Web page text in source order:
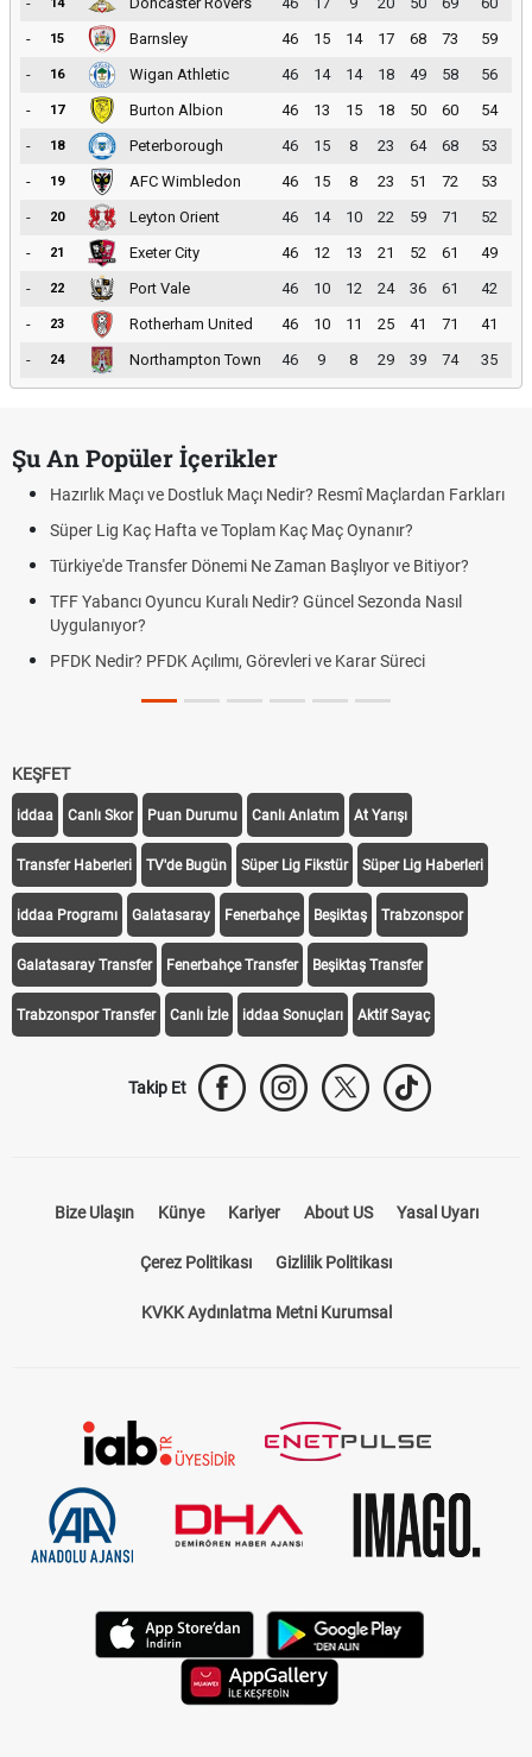
-
15 Barnsley 46 15 14 17 68 73
59
-
16 Wigan Athletic 46 14 14 18 49 58
56
-
17 Burton Albion 46 13 15 18 50 60
54
-
18 Peterborough 46 15 8 23 64 68
53
-
19 AFC Wimbledon 46 15 8 23 51 72
53
-
20 Leyton Orient 46 14 10 22 59 71
52
-
21 Exeter City 46 12 13 21 52 61
49
-
22 Port Vale 46 10 12 24 36 61
42
-
23 Rotherham United 46 10 11 25 41 71
41
-
24 Northampton Town 46 9 8 29 39 74 35
Şu An Popüler İçerikler
Hazırlık Maçı ve Dostluk Maçı Nedir? Resmî Maçlardan Farkları
Süper Lig Kaç Hafta ve Toplam Kaç Maç Oynanır?
Türkiye'de Transfer Dönemi Ne Zaman Başlıyor ve Bitiyor?
TFF Yabancı Oyuncu Kuralı Nedir? Güncel Sezonda Nasıl
Uygulanıyor?
PFDK Nedir? PFDK Açılımı, Görevleri ve Karar Süreci
KEŞFET
iddaa Canlı Skor Puan Durumu Canlı Anlatım At Yarışı
Transfer Haberleri TV'de Bugün Süper Lig Fikstür Süper Lig Haberleri
iddaa Programı Galatasaray Fenerbahçe Beşiktaş Trabzonspor
Galatasaray Transfer Fenerbahçe Transfer Beşiktaş Transfer
Trabzonspor Transfer Canlı İzle iddaa Sonuçları Aktif Sayaç
Takip Et
Bize Ulaşın Künye Kariyer About US Yasal Uyarı
Çerez Politikası Gizlilik Politikası
KVKK Aydınlatma Metni Kurumsal